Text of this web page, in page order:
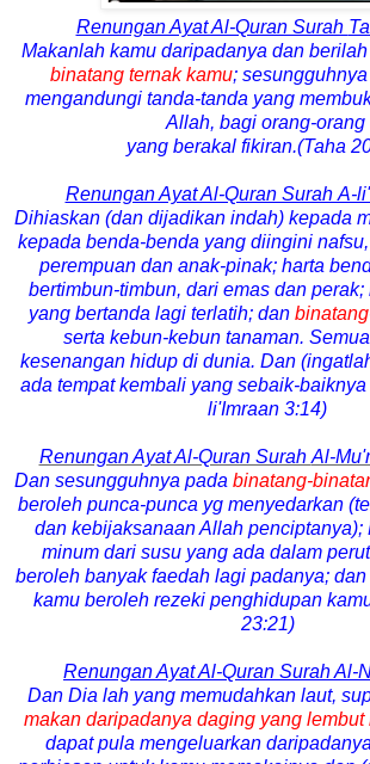
Renungan Ayat Al-Quran Surah
Makanlah kamu daripadanya dan
binatang ternak kamu;
mengandungi tanda-tanda yang
Allah, bagi orang-orang
yang berakal fikiran.(Taha
Renungan Ayat Al-Quran Surah A-
Dihiaskan (dan dijadikan indah) kepada
kepada benda-benda yang diingini
perempuan dan anak-pinak; harta
bertimbun-timbun, dari emas dan
yang bertanda lagi terlatih; dan
serta kebun-kebun tanaman.
kesenangan hidup di dunia. Dan
ada tempat kembali yang sebaik-
li'Imraan 3:14)
Renungan Ayat Al-Quran Surah Al-
Dan sesungguhnya pada binatang-
beroleh punca-punca yg menyedarkan
dan kebijaksanaan Allah penciptanya);
minum dari susu yang ada dalam
beroleh banyak faedah lagi padanya;
kamu beroleh rezeki penghidupan
23:21)
Renungan Ayat Al-Quran Surah Al-
Dan Dia lah yang memudahkan laut,
makan daripadanya daging yang lembut
dapat pula mengeluarkan